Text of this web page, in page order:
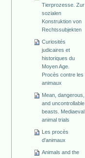
Tierprozesse. Zur
sozialen
Konstruktion von
Rechtssubjekten
Curiosités
judicaires et
historiques du
Moyen Age.
Procès contre les
animaux
Mean, dangerous,
and uncontrollable
beasts. Mediaeval
animal trials
Les procès
d'animaux
Animals and the